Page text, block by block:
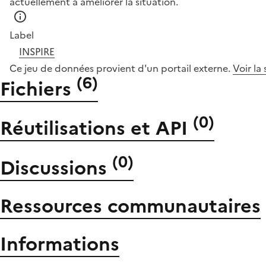
Label
INSPIRE
Ce jeu de données provient d'un portail externe. Voir la
Fichiers (6)
Réutilisations et API (0)
Discussions (0)
Ressources communautaires
Informations